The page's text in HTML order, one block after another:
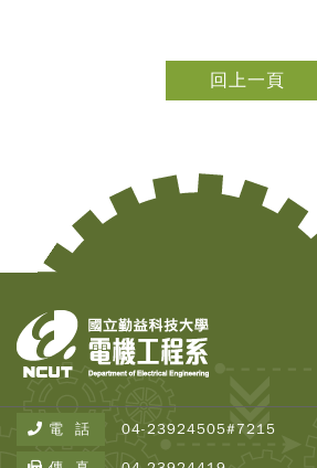
回上一頁
電 話 04-23924505#7215